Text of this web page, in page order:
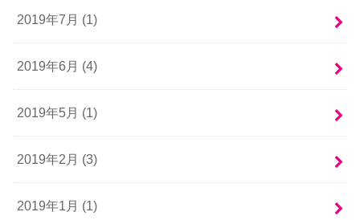
2019年7月 (1)
2019年6月 (4)
2019年5月 (1)
2019年2月 (3)
2019年1月 (1)